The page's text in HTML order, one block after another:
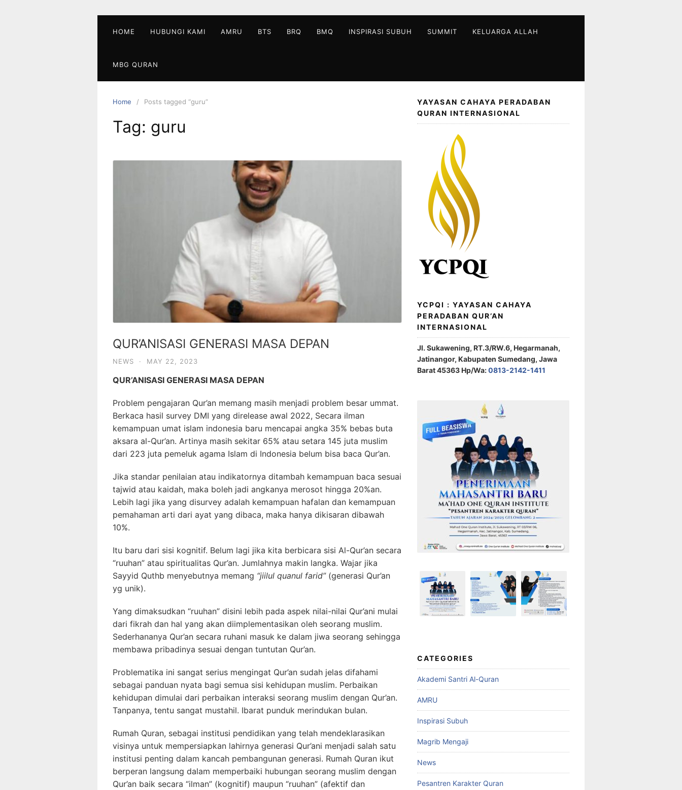
HOME HUBUNGI KAMI AMRU BTS BRQ BMQ INSPIRASI SUBUH SUMMIT KELUARGA ALLAH
MBG QURAN
Home Posts tagged “guru”
Tag: guru
QUR’ANISASI GENERASI MASA DEPAN
NEWS · MAY 22, 2023
QUR’ANISASI GENERASI MASA DEPAN
Problem pengajaran Qur’an memang masih menjadi problem besar ummat.
Berkaca hasil survey DMI yang direlease awal 2022, Secara ilman
kemampuan umat islam indonesia baru mencapai angka 35% bebas buta
aksara al-Qur’an. Artinya masih sekitar 65% atau setara 145 juta muslim
dari 223 juta pemeluk agama Islam di Indonesia belum bisa baca Qur’an.
Jika standar penilaian atau indikatornya ditambah kemampuan baca sesuai
tajwid atau kaidah, maka boleh jadi angkanya merosot hingga 20%an.
Lebih lagi jika yang disurvey adalah kemampuan hafalan dan kemampuan
pemahaman arti dari ayat yang dibaca, maka hanya dikisaran dibawah
10%.
Itu baru dari sisi kognitif. Belum lagi jika kita berbicara sisi Al-Qur’an secara
“ruuhan” atau spiritualitas Qur’an. Jumlahnya makin langka. Wajar jika
Sayyid Quthb menyebutnya memang “jiilul quanul farid”(generasi Qur’an
yg unik).
Yang dimaksudkan “ruuhan” disini lebih pada aspek nilai-nilai Qur’ani mulai
dari fikrah dan hal yang akan diimplementasikan oleh seorang muslim.
Sederhananya Qur’an secara ruhani masuk ke dalam jiwa seorang sehingga
membawa pribadinya sesuai dengan tuntutan Qur’an.
Problematika ini sangat serius mengingat Qur’an sudah jelas difahami
sebagai panduan nyata bagi semua sisi kehidupan muslim. Perbaikan
kehidupan dimulai dari perbaikan interaksi seorang muslim dengan Qur’an.
Tanpanya, tentu sangat mustahil. Ibarat punduk merindukan bulan.
Rumah Quran, sebagai institusi pendidikan yang telah mendeklarasikan
visinya untuk mempersiapkan lahirnya generasi Qur’ani menjadi salah satu
institusi penting dalam kancah pembangunan generasi. Rumah Quran ikut
berperan langsung dalam memperbaiki hubungan seorang muslim dengan
Qur’an baik secara “ilman” (kognitif) maupun “ruuhan” (afektif dan
YAYASAN CAHAYA PERADABAN
QURAN INTERNASIONAL
YCPQI : YAYASAN CAHAYA
PERADABAN QUR’AN
INTERNASIONAL
Jl. Sukawening, RT.3/RW.6, Hegarmanah,
Jatinangor, Kabupaten Sumedang, Jawa
Barat 45363 Hp/Wa:0813-2142-1411
CATEGORIES
Akademi Santri Al-Quran
AMRU
Inspirasi Subuh
Magrib Mengaji
News
Pesantren Karakter Quran